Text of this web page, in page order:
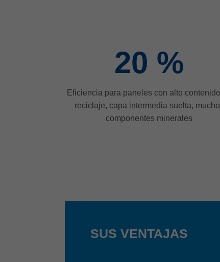
20 %
Eficiencia para paneles con alto
reciclaje, capa intermedia suelta,
componentes minerales
SUS VENTAJAS